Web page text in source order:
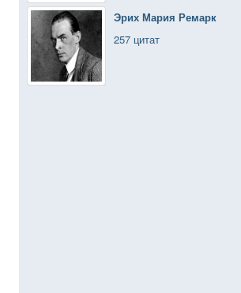
Эрих Мария Ремарк
257 цитат